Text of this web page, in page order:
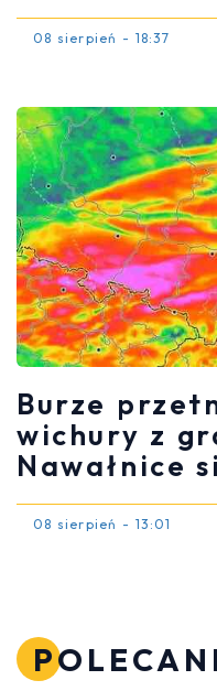
08 sierpień - 18:37
Burze
wichury z
Nawałnice
08 sierpień - 13:01